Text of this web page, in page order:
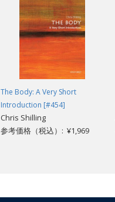
The Body: A Very Short
Introduction [#454]
Chris Shilling
参考価格（税込）: ¥1,969